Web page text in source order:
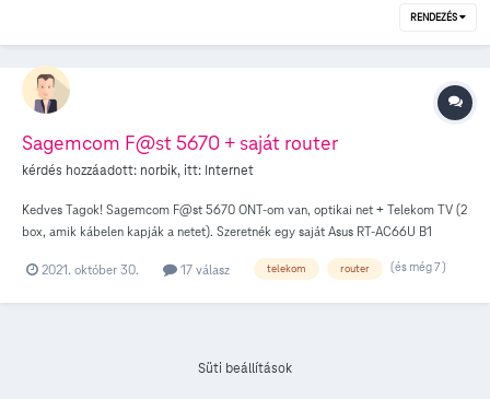
RENDEZÉS
Sagemcom F@st 5670 + saját router
kérdés hozzáadott: norbik, itt: Internet
Kedves Tagok! Sagemcom F@st 5670 ONT-om van, optikai net + Telekom TV (2
box, amik kábelen kapják a netet). Szeretnék egy saját Asus RT-AC66U B1
kábelen. Az ONT egyik LAN portját összekötöttem az Asus WAN portjával. Utána
a tudásom Megköszönném, ha valaki kicsit részletesebben tudna segíteni!
2021. október 30. 17 válasz telekom router (és még 7 )
Süti beállítások